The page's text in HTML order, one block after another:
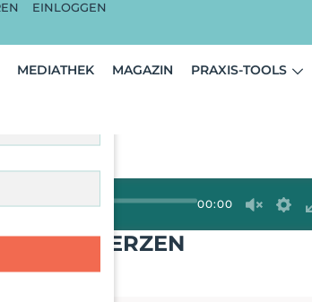
EINLOGGEN
MEDIATHEK MAGAZIN PRAXIS-TOOLS
00:00
SCHMERZEN